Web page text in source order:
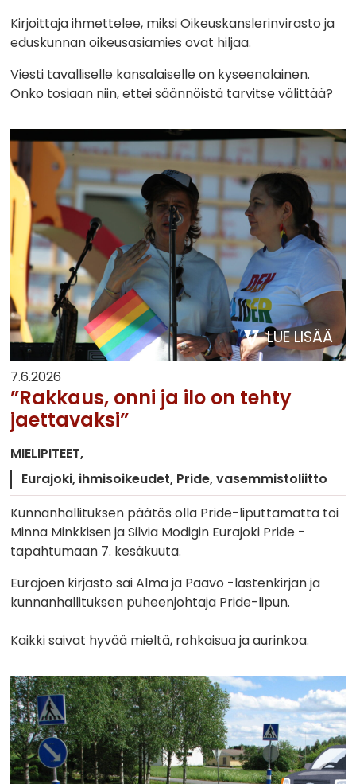
Kirjoittaja ihmettelee, miksi Oikeuskanslerinvirasto ja
eduskunnan oikeusasiamies ovat hiljaa.
Viesti tavalliselle kansalaiselle on kyseenalainen.
Onko tosiaan niin, ettei säännöistä tarvitse välittää?
LUE LISÄÄ
7.6.2026
”Rakkaus, onni ja ilo on tehty
jaettavaksi”
MIELIPITEET
Eurajoki ihmisoikeudet Pride vasemmistoliitto
Kunnanhallituksen päätös olla Pride-liputtamatta toi
Minna Minkkisen ja Silvia Modigin Eurajoki Pride -
tapahtumaan 7. kesäkuuta.
Eurajoen kirjasto sai Alma ja Paavo -lastenkirjan ja
kunnanhallituksen puheenjohtaja Pride-lipun.
Kaikki saivat hyvää mieltä, rohkaisua ja aurinkoa.